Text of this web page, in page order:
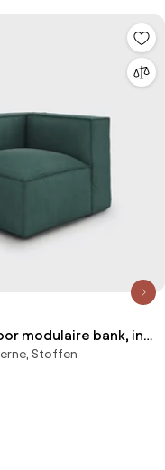
modulaire bank, in
Stoffen